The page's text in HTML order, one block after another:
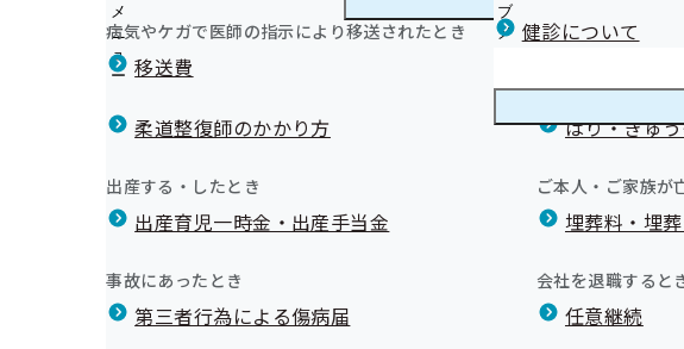
メ
ニ
ュ
ー
病気やケガで医師の指示により移送されたとき
移送費
海外で急な病気に
柔道整復師のかかり方 はり・きゅ
出産する・したとき
出産育児一時金・出産手当金
ご本人・ご家族が
埋葬料・埋
事故にあったとき
第三者行為による傷病届
会社を退職すると
任意継続
ュ
ブ
メ 健診について
福岡支部の健診・保健指導のご案内
福
の
被保険者
被扶養者
生活習慣病予防健診等実施機関の募集について
健診実施機関一覧等
康
健康保険委員を募集しています！
令和8年度健康保険委員研修会開催のご案内
令和8年度健康保険委員研修会のアーカイブ動画は11月中旬に公開しま
令和7年度 健康保険委員功労者表彰を行いました
健康宣言
宣言後の６つの特典紹介
健康づくり優良事業所認定制度（福岡支部認定）
健康経営優良法人認定制度（経済産業省）
「ふくおか健康づくり団体・事業所宣言」 宣言事業所、募集！
健康づくり優良事業所認定制度（福岡支部認定）
健康経営優良法人認定制度（経済産業省）
職場の健康づくり取り組み事例紹介
広報
協会けんぽ ふくおかだより（納入告知書同封リーフレット）
メールマガジン
人情報の漏洩